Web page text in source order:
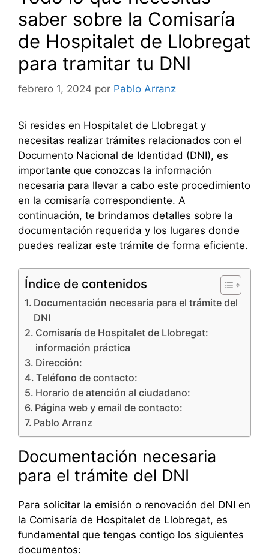
saber sobre la Comisaría
de Hospitalet de Llobregat
para tramitar tu DNI
febrero 1, 2024 por Pablo Arranz
Si resides en Hospitalet de Llobregat y
necesitas realizar trámites relacionados con el
Documento Nacional de Identidad (DNI), es
importante que conozcas la información
necesaria para llevar a cabo este procedimiento
en la comisaría correspondiente. A
continuación, te brindamos detalles sobre la
documentación requerida y los lugares donde
puedes realizar este trámite de forma eficiente.
Índice de contenidos
Documentación necesaria para el trámite del
DNI
Comisaría de Hospitalet de Llobregat:
información práctica
Dirección:
Teléfono de contacto:
Horario de atención al ciudadano:
Página web y email de contacto:
Pablo Arranz
Documentación necesaria
para el trámite del DNI
Para solicitar la emisión o renovación del DNI en
la Comisaría de Hospitalet de Llobregat, es
fundamental que tengas contigo los siguientes
documentos: